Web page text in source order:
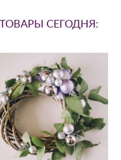
СЕГОДНЯ: